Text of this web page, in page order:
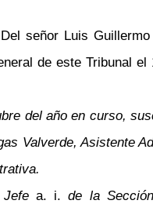
Del señor Luis
de este Tribunal el
del año en curso,
Valverde, Asistente
Jefea. i. de la